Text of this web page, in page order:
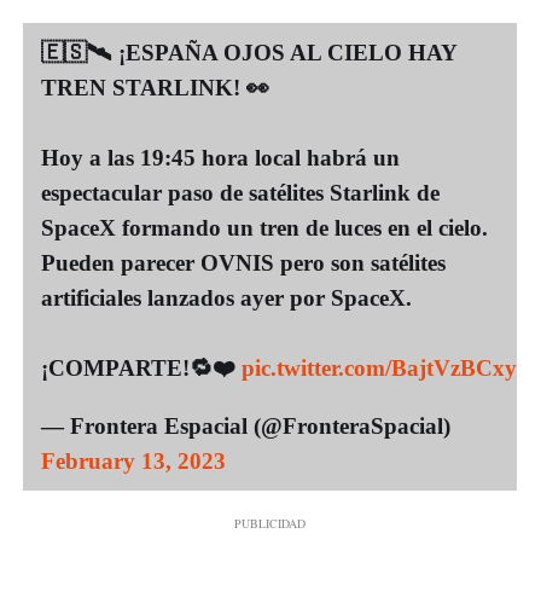
🇪🇸🛰️ ¡ESPAÑA OJOS AL CIELO HAY
TREN STARLINK! 👀
Hoy a las 19:45 hora local habrá un
espectacular paso de satélites Starlink de
SpaceX formando un tren de luces en el cielo.
Pueden parecer OVNIS pero son satélites
artificiales lanzados ayer por SpaceX.
¡COMPARTE!🔁❤️ pic.twitter.com/BajtVzBCxy
— Frontera Espacial (@FronteraSpacial)
February 13, 2023